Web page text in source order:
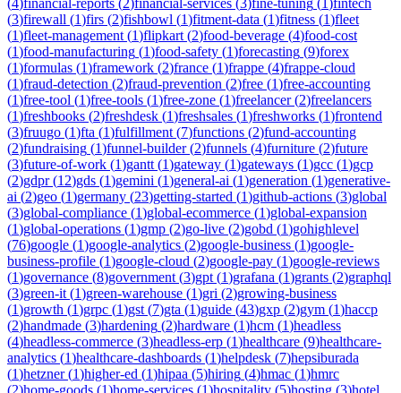
(3)firewall (1)firs (2)fishbowl (1)fitment-data (1)fitness (1)fleet
(1)fleet-management (1)flipkart (2)food-beverage (4)food-cost
(1)food-manufacturing (1)food-safety (1)forecasting (9)forex
(1)formulas (1)framework (2)france (1)frappe (4)frappe-cloud
(1)fraud-detection (2)fraud-prevention (2)free (1)free-accounting
(1)free-tool (1)free-tools (1)free-zone (1)freelancer(2)freelancers
(1)freshbooks (2)freshdesk (1)freshsales (1)freshworks (1)frontend
(3)fruugo (1)fta (1)fulfillment (7)functions (2)fund-accounting
(2)fundraising (1)funnel-builder(2)funnels (4)furniture (2)future
(3)future-of-work (1)gantt (1)gateway (1)gateways (1)gcc (1)gcp
(2)gdpr(12)gds (1)gemini (1)general-ai (1)generation (1)generative-
ai (2)geo (1)germany (23)getting-started (1)github-actions (3)global
(3)global-compliance (1)global-ecommerce (1)global-expansion
(1)global-operations (1)gmp (2)go-live (2)gobd (1)gohighlevel
(76)google (1)google-analytics (2)google-business (1)google-
business-profile (1)google-cloud (2)google-pay (1)google-reviews
(1)governance (8)government (3)gpt (1)grafana (1)grants (2)graphql
(3)green-it (1)green-warehouse (1)gri (2)growing-business
(1)growth (1)grpc (1)gst (7)gta (1)guide (43)gxp (2)gym (1)haccp
(2)handmade (3)hardening (2)hardware (1)hcm (1)headless
(4)headless-commerce (3)headless-erp (1)healthcare (9)healthcare-
analytics (1)healthcare-dashboards (1)helpdesk (7)hepsiburada
(1)hetzner(1)higher-ed (1)hipaa (5)hiring (4)hmac (1)hmrc
(2)home-goods (1)home-services (1)hospitality (5)hosting (3)hotel